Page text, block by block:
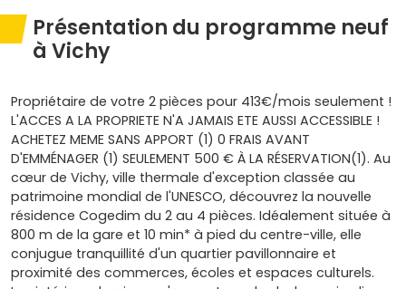
Présentation du programme neuf
à Vichy
Propriétaire de votre 2 pièces pour 413€/mois seulement !
L'ACCES A LA PROPRIETE N'A JAMAIS ETE AUSSI ACCESSIBLE !
ACHETEZ MEME SANS APPORT (1) 0 FRAIS AVANT
D'EMMÉNAGER (1) SEULEMENT 500 € À LA RÉSERVATION(1). Au
cœur de Vichy, ville thermale d'exception classée au
patrimoine mondial de l'UNESCO, découvrez la nouvelle
résidence Cogedim du 2 au 4 pièces. Idéalement située à
800 m de la gare et 10 min* à pied du centre-ville, elle
conjugue tranquillité d'un quartier pavillonnaire et
proximité des commerces, écoles et espaces culturels.